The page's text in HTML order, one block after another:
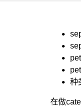
种
在做